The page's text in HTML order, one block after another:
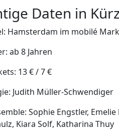
Daten in
Hamsterdam im mobilé
ab 8 Jahren
13 € / 7 €
Judith Müller-Schwendiger
Sophie Engstler,
Kiara Solf, Katharina Thuy